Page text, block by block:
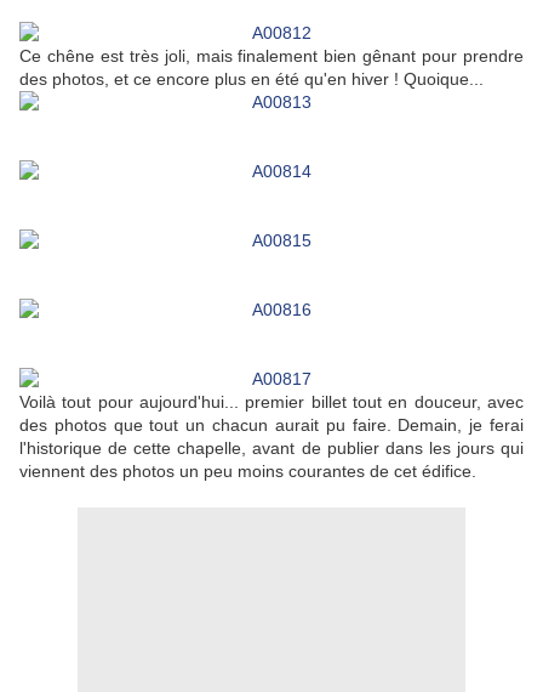
Ce chêne est très joli, mais finalement bien gênant pour prendre
des photos, et ce encore plus en été qu'en hiver ! Quoique...
Voilà tout pour aujourd'hui... premier billet tout en douceur, avec
des photos que tout un chacun aurait pu faire. Demain, je ferai
l'historique de cette chapelle, avant de publier dans les jours qui
viennent des photos un peu moins courantes de cet édifice.